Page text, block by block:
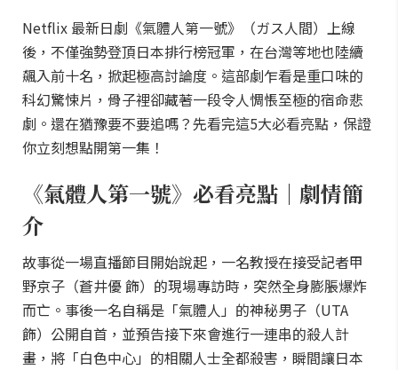
Netflix 最新日劇《氣體人第一號》（ガス人間）上線
後，不僅強勢登頂日本排行榜冠軍，在台灣等地也陸續
飆入前十名，掀起極高討論度。這部劇乍看是重口味的
科幻驚悚片，骨子裡卻藏著一段令人惆悵至極的宿命悲
劇。還在猶豫要不要追嗎？先看完這5大必看亮點，保證
你立刻想點開第一集！
《氣體人第一號》必看亮點｜劇情簡
介
故事從一場直播節目開始說起，一名教授在接受記者甲
野京子（蒼井優 飾）的現場專訪時，突然全身膨脹爆炸
而亡。事後一名自稱是「氣體人」的神秘男子（UTA
飾）公開自首，並預告接下來會進行一連串的殺人計
畫，將「白色中心」的相關人士全都殺害，瞬間讓日本